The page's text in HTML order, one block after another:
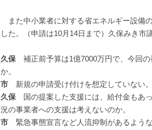
また中小業者に対する省エネルギー設備
した。（申請は10月14日まで）久保みき市
久保 補正前予算は1億7000万円で、今回
か。
市 新規の申請受け付けを想定していない。
久保 国の提案した支援には、給付金もあ
況の事業者への支援は考えないのか。
市 緊急事態宣言など人流抑制があるよう